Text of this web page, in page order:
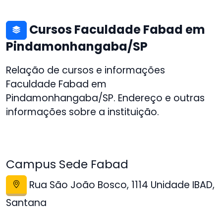
Cursos Faculdade Fabad em
Pindamonhangaba/SP
Relação de cursos e informações
Faculdade Fabad em
Pindamonhangaba/SP. Endereço e outras
informações sobre a instituição.
Campus Sede Fabad
Rua São João Bosco, 1114 Unidade IBAD,
Santana